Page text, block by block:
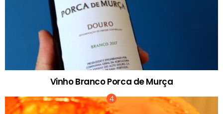
Vinho Branco Porca de Murça